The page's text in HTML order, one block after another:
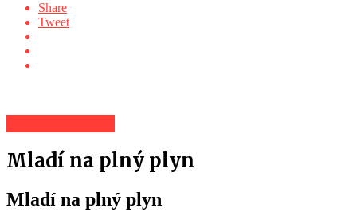
Share
Tweet
Mladí na plný plyn
Mladí na plný plyn